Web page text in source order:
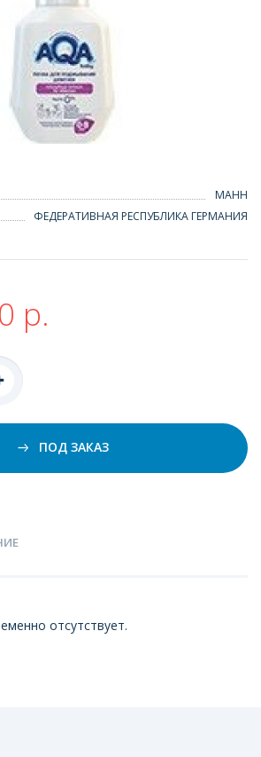
МАНН
ФЕДЕРАТИВНАЯ РЕСПУБЛИКА ГЕРМАНИЯ
р.
ПОД ЗАКАЗ
отсутствует.